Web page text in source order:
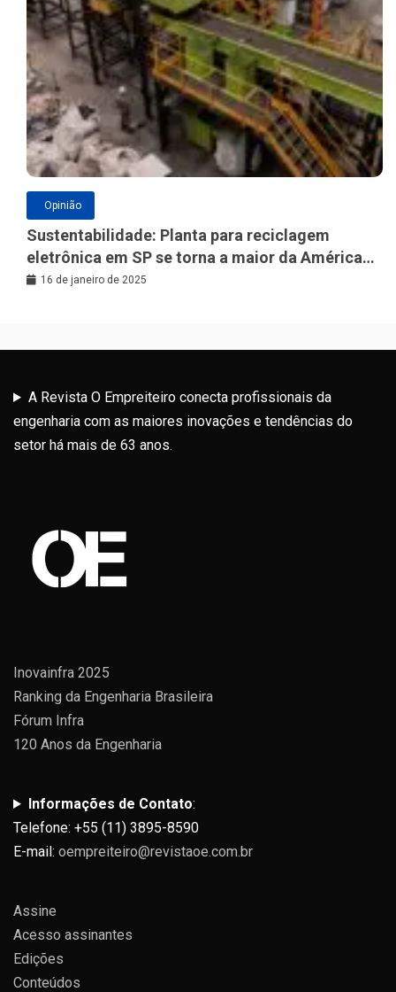
Opinião
Sustentabilidade: Planta para reciclagem
eletrônica em SP se torna a maior da América
Latina
16 de janeiro de 2025
A Revista O Empreiteiro conecta profissionais da
engenharia com as maiores inovações e tendências do
setor há mais de 63 anos.
Inovainfra 2025
Ranking da Engenharia Brasileira
Fórum Infra
120 Anos da Engenharia
Informações de Contato:
Telefone: +55 (11) 3895-8590
E-mail: oempreiteiro@revistaoe.com.br
Assine
Acesso assinantes
Edições
Conteúdos